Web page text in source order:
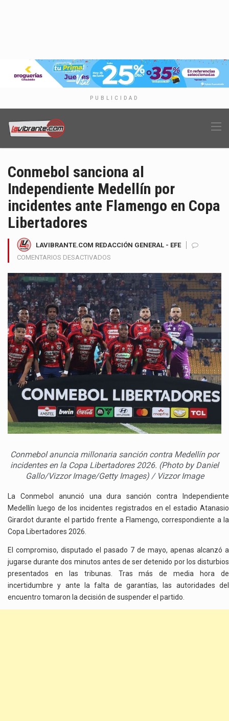
PUBLICIDAD
Conmebol sanciona al
Independiente Medellín por
incidentes ante Flamengo en Copa
Libertadores
LAVIBRANTE.COM REDACCIÓN GENERAL - EFE
COMENTARIOS DESACTIVADOS
SANCIONA
AL
INDEPENDIENTE
MEDELLÍN
POR
INCIDENTES
ANTE
FLAMENGO
EN
COPA
Conmebol anuncia millonaria sanción contra Medellín por
incidentes en la Copa Libertadores 2026. (Photo by Daniel
Gallo/Vizzor Image/Getty Images) / Vizzor Image
La Conmebol anunció una dura sanción contra Independiente
Medellín luego de los incidentes registrados en el estadio Atanasio
Girardot durante el partido frente a Flamengo, correspondiente a la
Copa Libertadores 2026.
El compromiso, disputado el pasado 7 de mayo, apenas alcanzó a
jugarse durante dos minutos antes de ser detenido por los disturbios
presentados en las tribunas. Tras más de media hora de
incertidumbre y ante la falta de garantías, las autoridades del
encuentro tomaron la decisión de suspender el partido.